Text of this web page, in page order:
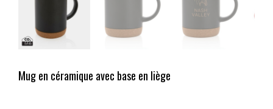
Mug en céramique avec base en liège